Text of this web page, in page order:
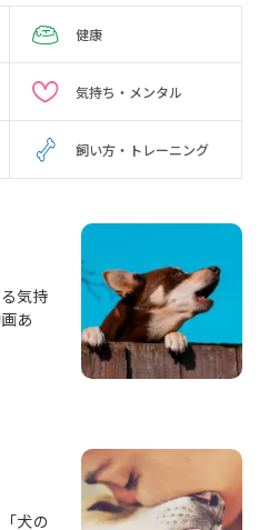
健康
気持ち・メンタル
飼い方・トレーニング
気持
あ
犬の